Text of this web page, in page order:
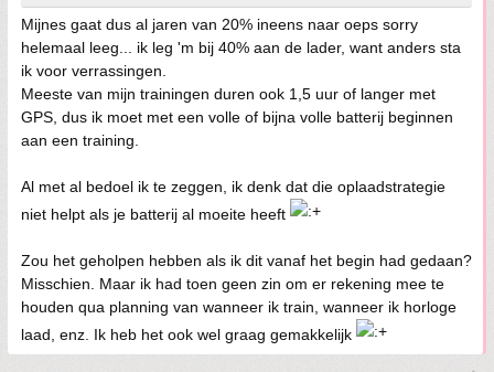
Mijnes gaat dus al jaren van 20% ineens naar oeps sorry
helemaal leeg... ik leg 'm bij 40% aan de lader, want anders sta
ik voor verrassingen.
Meeste van mijn trainingen duren ook 1,5 uur of langer met
GPS, dus ik moet met een volle of bijna volle batterij beginnen
aan een training.
Al met al bedoel ik te zeggen, ik denk dat die oplaadstrategie
niet helpt als je batterij al moeite heeft
Zou het geholpen hebben als ik dit vanaf het begin had gedaan?
Misschien. Maar ik had toen geen zin om er rekening mee te
houden qua planning van wanneer ik train, wanneer ik horloge
laad, enz. Ik heb het ook wel graag gemakkelijk